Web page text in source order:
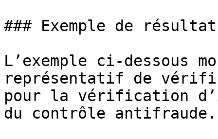
### Exemple de résultat
L’exemple ci-dessous
représentatif de
pour la vérification
du contrôle antifraude.